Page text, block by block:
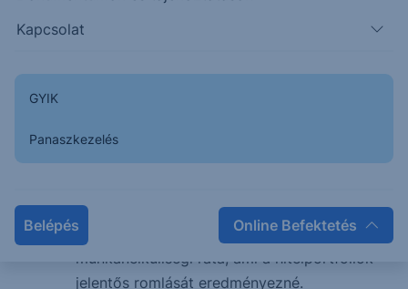
Kapcsolat
GYIK
Panaszkezelés
Belépés Online Befektetés
előrejelzések szerint ez idén is csak
Az egyedi Bloomberg célárak
aggregációjaként az indexre számított célár
Kockázatot jelenthet, ha a gazdaság rossz
teljesítménye miatt jelentősen megugrik a
munkanélküliségi ráta, ami a hitelportfoliók
jelentős romlását eredményezné.